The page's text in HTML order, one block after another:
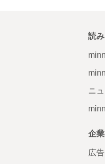
読
ニ
企
広